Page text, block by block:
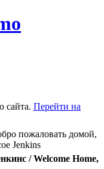
сайта. Перейти на
пожаловать домой,
Jenkins
/ Welcome Home,